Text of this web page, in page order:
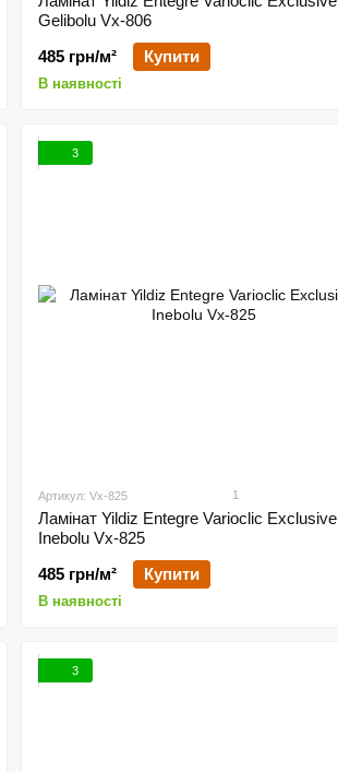
Gelibolu Vx-806
485 грн/м²
Купити
В наявності
3
Артикул: Vx-825 1
Ламінат Yildiz Entegre Varioclic Exclusive
Inebolu Vx-825
485 грн/м²
Купити
В наявності
3